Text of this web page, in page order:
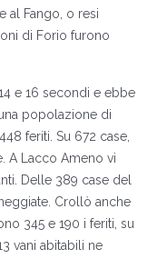
al Fango, o resi
di Forio furono
e 16 secondi e ebbe
popolazione di
feriti. Su 672 case,
A Lacco Ameno vi
Delle 389 case del
Crollò anche
345 e 190 i feriti, su
vani abitabili ne